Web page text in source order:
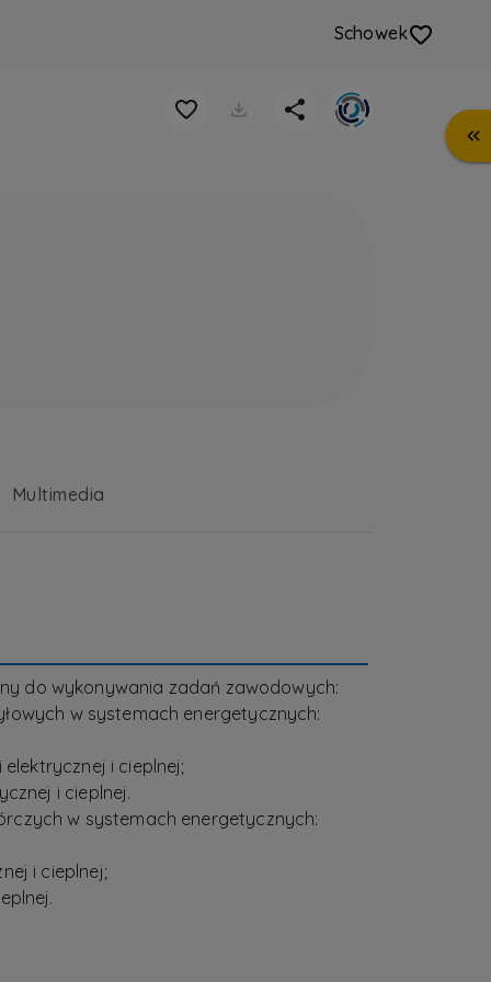
Schowek
Multimedia
do wykonywania zadań zawodowych:
w systemach energetycznych:
i cieplnej;
i cieplnej.
w systemach energetycznych:
i cieplnej;